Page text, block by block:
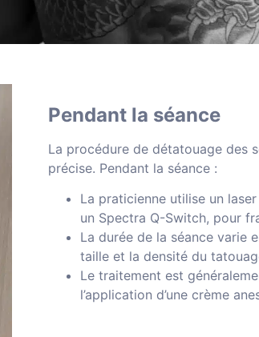
Pendant la séance
La procédure de détatouage des
précise. Pendant la séance :
La praticienne utilise un
un Spectra Q-Switch, pour
La durée de la séance varie
taille et la densité du
Le traitement est
l’application d’une crème